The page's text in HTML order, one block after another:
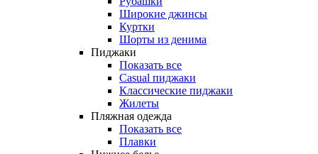
Широкие джинсы
Куртки
Шорты из денима
Пиджаки
Показать все
Casual пиджаки
Классические пиджаки
Жилеты
Пляжная одежда
Показать все
Плавки